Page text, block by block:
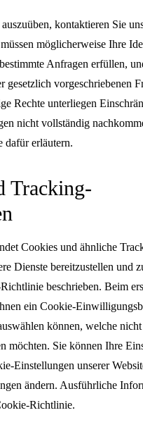
kontaktieren Sie
möglicherweise Ihre
Anfragen erfüllen,
gesetzlich vorgeschriebenen
Rechte unterliegen
nicht vollständig
dafür erläutern.
Tracking-
Cookies und ähnliche
Dienste bereitzustellen und
beschrieben. Beim
ein Cookie-
können, welche nicht
möchten. Sie können Ihre
Einstellungen unserer
ändern. Ausführliche
Richtlinie.